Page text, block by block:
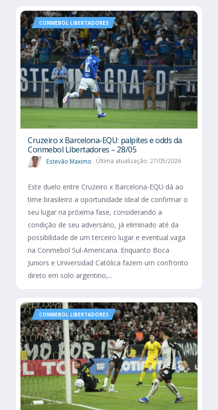
CONMEBOL LIBERTADORES
Cruzeiro x Barcelona-EQU: palpites e odds da
Conmebol Libertadores – 28/05
Estevão Maximo Última atualização: 27/05/2026
Este duelo entre Cruzeiro x Barcelona-EQU dá ao
time brasileiro a oportunidade ideal de confirmar o
seu lugar na próxima fase, considerando a
condição de seu adversário, já eliminado até da
possibilidade de um terceiro lugar e eventual vaga
na Conmebol Sul-Americana. Enquanto Boca
Juniors e Universidad Católica fazem um confronto
direto em solo argentino,...
CONMEBOL LIBERTADORES